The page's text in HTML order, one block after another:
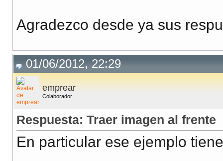
Agradezco desde ya sus
01/06/2012, 22:29
emprear
Colaborador
Respuesta: Traer imagen al frente
En particular ese ejemplo tiene